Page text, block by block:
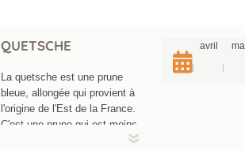
QUETSCHE
La quetsche est une prune
bleue, allongée qui provient à
l'origine de l'Est de la France.
C'est une prune qui est moins
précoce que la reine Claude.
avril